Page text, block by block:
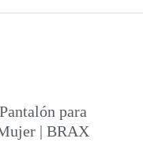
Pantalón para
| BRAX